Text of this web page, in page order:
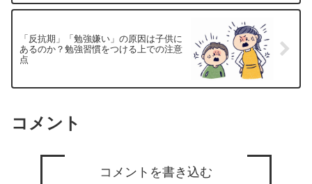
「反抗期」「勉強嫌い」の原因は子供に
あるのか？勉強習慣をつける上での注意
点
コメント
コメントを書き込む